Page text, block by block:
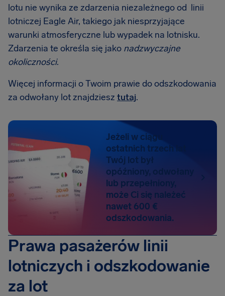
lotu nie wynika ze zdarzenia niezależnego od linii
lotniczej Eagle Air, takiego jak niesprzyjające
warunki atmosferyczne lub wypadek na lotnisku.
Zdarzenia te określa się jako nadzwyczajne
okoliczności.
Więcej informacji o Twoim prawie do odszkodowania
za odwołany lot znajdziesz tutaj.
Jeżeli w ciągu
ostatnich trzech lat
Twój lot był
opóźniony, odwołany
lub przepełniony,
może Ci się należeć
nawet 600 €
odszkodowania.
Prawa pasażerów linii
lotniczych i odszkodowanie
za lot